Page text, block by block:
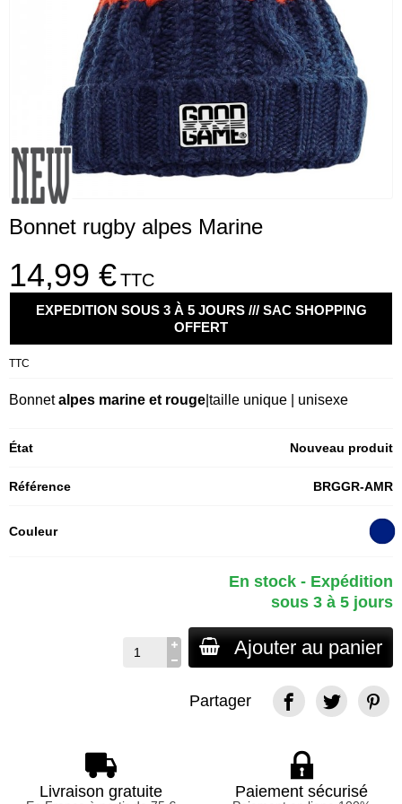
Bonnet rugby alpes Marine
14,99 €TTC
EXPEDITION SOUS 3 À 5 JOURS /// SAC SHOPPING
OFFERT
TTC
Bonnetalpes marine et rouge |taille unique | unisexe
État Nouveau produit
Référence BRGGR-AMR
Couleur
En stock - Expédition
sous 3 à 5 jours
Ajouter au panier
Partager
Livraison gratuite Paiement sécurisé